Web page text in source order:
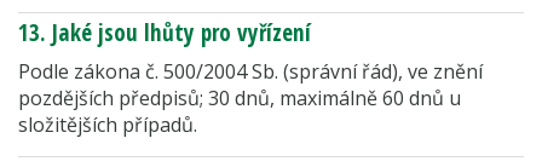
13. Jaké jsou lhůty pro vyřízení
Podle zákona č. 500/2004 Sb. (správní řád), ve znění
pozdějších předpisů; 30 dnů, maximálně 60 dnů u
složitějších případů.